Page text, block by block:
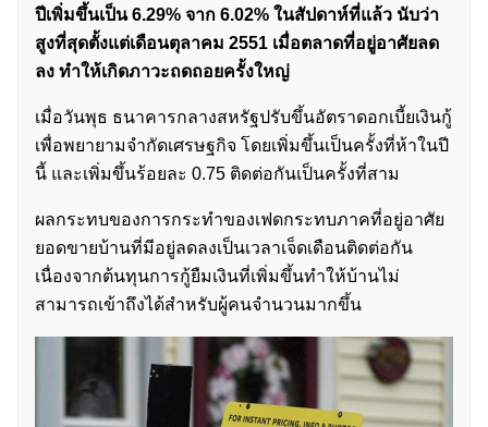
ปีเพิ่มขึ้นเป็น 6.29% จาก 6.02% ในสัปดาห์ที่แล้ว นับว่า
สูงที่สุดตั้งแต่เดือนตุลาคม 2551 เมื่อตลาดที่อยู่อาศัยลด
ลง ทำให้เกิดภาวะถดถอยครั้งใหญ่
เมื่อวันพุธ ธนาคารกลางสหรัฐปรับขึ้นอัตราดอกเบี้ยเงินกู้
เพื่อพยายามจำกัดเศรษฐกิจ โดยเพิ่มขึ้นเป็นครั้งที่ห้าในปี
นี้ และเพิ่มขึ้นร้อยละ 0.75 ติดต่อกันเป็นครั้งที่สาม
ผลกระทบของการกระทำของเฟดกระทบภาคที่อยู่อาศัย
ยอดขายบ้านที่มีอยู่ลดลงเป็นเวลาเจ็ดเดือนติดต่อกัน
เนื่องจากต้นทุนการกู้ยืมเงินที่เพิ่มขึ้นทำให้บ้านไม่
สามารถเข้าถึงได้สำหรับผู้คนจำนวนมากขึ้น